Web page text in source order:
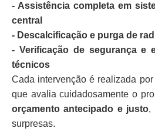
- Assistência completa em
central
- Descalcificação e purga de
- Verificação de segurança e
técnicos
Cada intervenção é realizada
que avalia cuidadosamente o
orçamento antecipado e justo,
surpresas.